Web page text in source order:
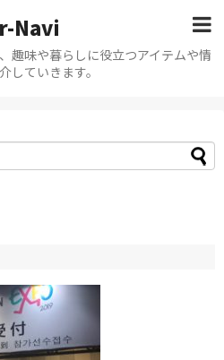
Navi
趣味や暮らしに役立つアイテムや情
していきます。